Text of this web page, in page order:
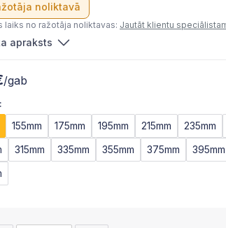
noliktavā
laiks no ražotāja noliktavas: Jautāt klientu
apraksts
/gab
155mm 175mm 195mm 215mm 235mm
315mm 335mm 355mm 375mm 395mm